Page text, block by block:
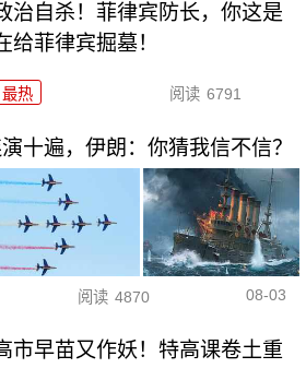
治自杀！菲律宾防长，你这是
给菲律宾掘墓！
最热 阅读 6791
十遍，伊朗：你猜我信不信？
阅读 4870 08-03
市早苗又作妖！特高课卷土重